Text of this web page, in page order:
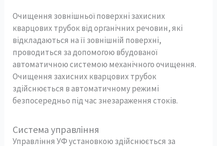
Очищення зовнішньої поверхні захисних
кварцових трубок від органічних речовин, які
відкладаються на її зовнішній поверхні,
проводиться за допомогою вбудованої
автоматичною системою механічного очищення.
Очищення захисних кварцових трубок
здійснюється в автоматичному режимі
безпосередньо під час знезараження стоків.
Система управління
Управління УФ установкою здійснюється за